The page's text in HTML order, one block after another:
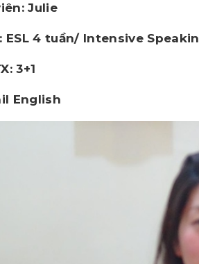
Julie
ESL 4 tuần/ Intensive
3+1
English